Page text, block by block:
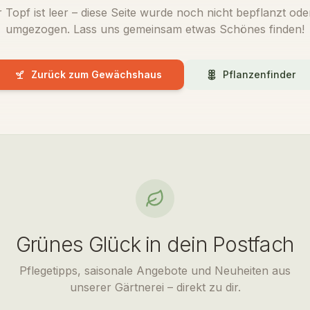
Topf ist leer – diese Seite wurde noch nicht bepflanzt
umgezogen. Lass uns gemeinsam etwas Schönes finden!
Zurück zum Gewächshaus Pflanzenfinder
Grünes Glück in dein Postfach
Pflegetipps, saisonale Angebote und Neuheiten aus
unserer Gärtnerei – direkt zu dir.